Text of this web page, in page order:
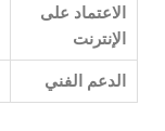
الاعتماد على
الإنترنت
الدعم الفني